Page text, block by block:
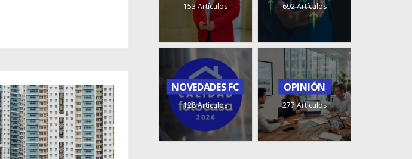
153 Artículos 692 Artículos
NOVEDADES FC
128 Artículos
OPINIÓN
277 Artículos